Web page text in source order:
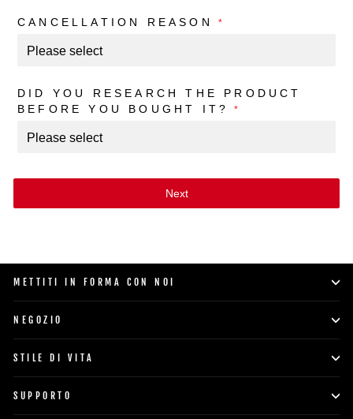
CANCELLATION REASON *
DID YOU RESEARCH THE PRODUCT
BEFORE YOU BOUGHT IT?
*
Next
METTITI IN FORMA CON NOI
NEGOZIO
STILE DI VITA
SUPPORTO